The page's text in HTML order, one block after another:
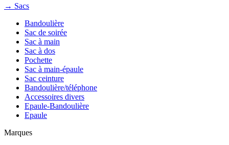
→ Sacs
Bandoulière
Sac de soirée
Sac à main
Sac à dos
Pochette
Sac à main-épaule
Sac ceinture
Bandoulière/téléphone
Accessoires divers
Epaule-Bandoulière
Epaule
Marques